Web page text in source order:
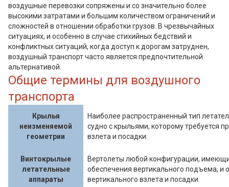
воздушные перевозки сопряжены и со значительно более
высокими затратами и большим количеством ограничений и
сложностей в отношении обработки грузов. В чрезвычайных
ситуациях, и особенно в случае стихийных бедствий и
конфликтных ситуаций, когда доступ к дорогам затруднен,
воздушный транспорт часто является предпочтительной
альтернативой.
Общие термины для воздушного
транспорта
Крылья
неизменяемой
геометрии
Наиболее распространенный тип
судно с крыльями, которому требуется
взлета и посадки.
Винтокрылые
летательные
аппараты
Вертолеты любой конфигурации,
обеспечения вертикального подъема,
вертикального взлета и посадки.